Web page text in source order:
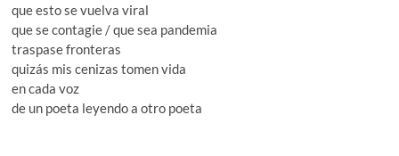
que esto se vuelva viral
que se contagie / que sea pandemia
traspase fronteras
quizás mis cenizas tomen vida
en cada voz
de un poeta leyendo a otro poeta